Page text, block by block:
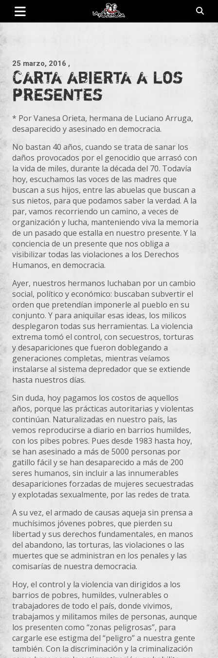
Saltar
contenido
25 marzo, 2016 ,
Carta abierta a los
presentes
* Por Vanesa Orieta, hermana de Luciano Arruga,
desaparecido y asesinado en democracia.
No bastan 40 años, cuando se trata de sanar los
daños provocados por el genocidio que arrasó con
la vida de miles, durante la década del 70. Todavía
hoy, escuchamos las voces de las madres que
buscan a sus hijos, entre las abuelas que buscan a
sus nietos, para que podamos saber la verdad. A la
par, vamos recorriendo un camino, a veces de
organización y lucha, manteniendo viva la memoria
de un pasado que estalla en nuestro presente. Y la
conciencia de un presente que nos obliga a
visibilizar todas las violaciones a los Derechos
Humanos, en democracia.
Ayer, nuestros hermanos luchaban por un cambio
social, político y económico: buscaban subvertir el
orden que pretendían imponerle al pueblo en su
conjunto. Y para aniquilar esas ideas, los milicos
desplegaron todas sus herramientas. La violencia
extrema tomó el control, con secuestros, torturas
y desapariciones que fueron doblegando a
generaciones completas, mientras veíamos
instalarse al sistema depredador que se extiende
hasta nuestros días.
Sin duda, hoy pagamos los costos de aquellos
años, porque las prácticas autoritarias y violentas
continúan. Naturalizadas en nuestro país, las
vemos reproducirse a diario en barrios humildes,
con los pibes pobres. Pues desde 1983 hasta hoy,
se han asesinado a más de 5000 personas por
gatillo fácil y se han desaparecido a más de 200
seres humanos, sin incluir a las innumerables
desapariciones forzadas de mujeres secuestradas
y explotadas sexualmente, por las redes de trata.
A su vez, el armado de causas aqueja sin prensa a
muchísimos jóvenes pobres, que pierden su
libertad y sus derechos fundamentales, en manos
del abandono, las torturas, las violaciones o las
muertes que se administran en los penales y las
comisarías de nuestra democracia.
Hoy, el control y la violencia van dirigidos a los
barrios de pobres, humildes, vulnerables o
trabajadores de todo el país, donde vivimos,
trabajamos y militamos miles de personas, aunque
los presenten como “zonas peligrosas”, para
cargarle ese estigma del “peligro” a nuestra gente
también. Con la discriminación y la criminalización